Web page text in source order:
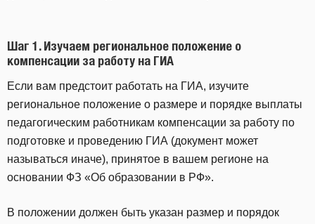
Шаг 1. Изучаем региональное положение о
компенсации за работу на ГИА
Если вам предстоит работать на ГИА, изучите
региональное положение о размере и порядке выплаты
педагогическим работникам компенсации за работу по
подготовке и проведению ГИА (документ может
называться иначе), принятое в вашем регионе на
основании ФЗ «Об образовании в РФ».
В положении должен быть указан размер и порядок